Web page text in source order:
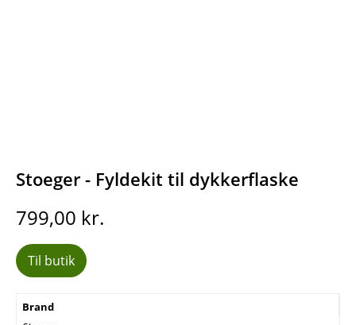
Stoeger - Fyldekit til dykkerflaske
799,00 kr.
Til butik
Brand